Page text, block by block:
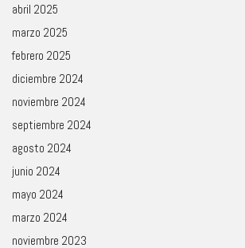
abril 2025
marzo 2025
febrero 2025
diciembre 2024
noviembre 2024
septiembre 2024
agosto 2024
junio 2024
mayo 2024
marzo 2024
noviembre 2023